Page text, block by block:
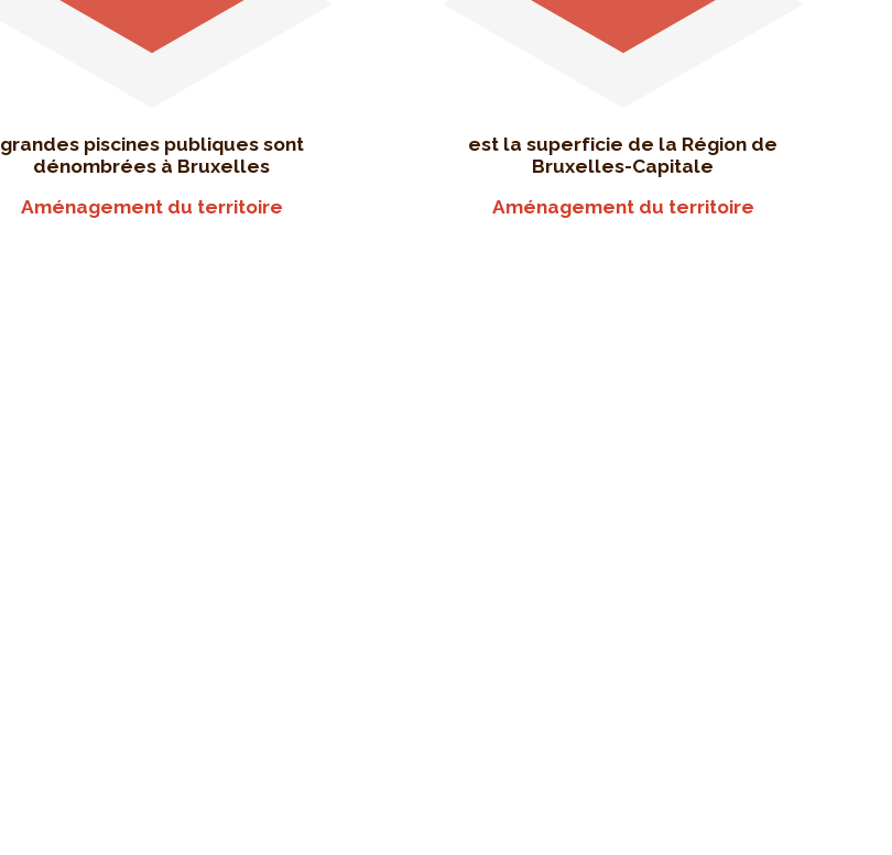
grandes piscines publiques sont
dénombrées à Bruxelles
Aménagement du territoire
est la superficie de la Région de
Bruxelles-Capitale
Aménagement du territoire